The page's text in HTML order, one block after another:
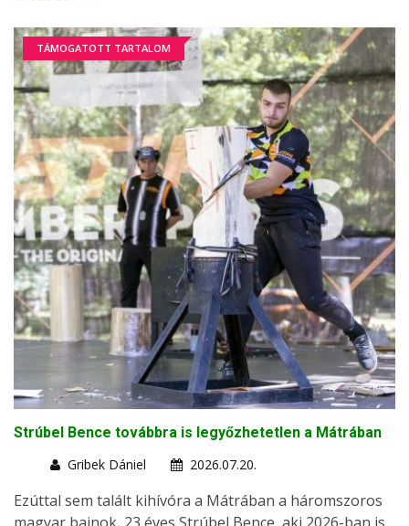
TÁMOGATOTT TARTALOM
Strúbel Bence továbbra is legyőzhetetlen a Mátrában
Gribek Dániel
2026.07.20.
Ezúttal sem talált kihívóra a Mátrában a háromszoros